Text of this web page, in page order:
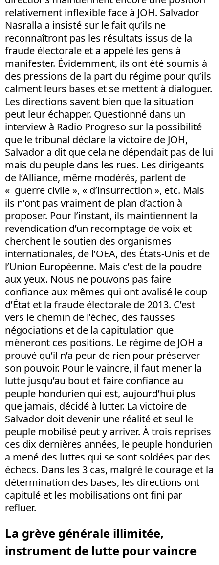
relativement inflexible face à JOH. Salvador
Nasralla a insisté sur le fait qu’ils ne
reconnaîtront pas les résultats issus de la
fraude électorale et a appelé les gens à
manifester. Évidemment, ils ont été soumis à
des pressions de la part du régime pour qu’ils
calment leurs bases et se mettent à dialoguer.
Les directions savent bien que la situation
peut leur échapper. Questionné dans un
interview à Radio Progreso sur la possibilité
que le tribunal déclare la victoire de JOH,
Salvador a dit que cela ne dépendait pas de lui
mais du peuple dans les rues. Les dirigeants
de l’Alliance, même modérés, parlent de
« guerre civile », « d’insurrection », etc. Mais
ils n’ont pas vraiment de plan d’action à
proposer. Pour l’instant, ils maintiennent la
revendication d’un recomptage de voix et
cherchent le soutien des organismes
internationales, de l’OEA, des États-Unis et de
l’Union Européenne. Mais c’est de la poudre
aux yeux. Nous ne pouvons pas faire
confiance aux mêmes qui ont avalisé le coup
d’État et la fraude électorale de 2013. C’est
vers le chemin de l’échec, des fausses
négociations et de la capitulation que
mèneront ces positions. Le régime de JOH a
prouvé qu’il n’a peur de rien pour préserver
son pouvoir. Pour le vaincre, il faut mener la
lutte jusqu’au bout et faire confiance au
peuple hondurien qui est, aujourd’hui plus
que jamais, décidé à lutter. La victoire de
Salvador doit devenir une réalité et seul le
peuple mobilisé peut y arriver. À trois reprises
ces dix dernières années, le peuple hondurien
a mené des luttes qui se sont soldées par des
échecs. Dans les 3 cas, malgré le courage et la
détermination des bases, les directions ont
capitulé et les mobilisations ont fini par
refluer.
La grève générale illimitée,
instrument de lutte pour vaincre